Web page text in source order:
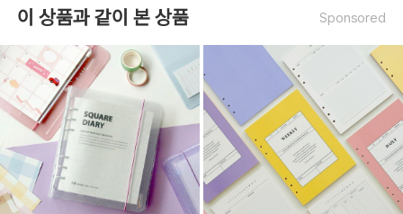
이 상품과 같이 본 상품 Sponsored